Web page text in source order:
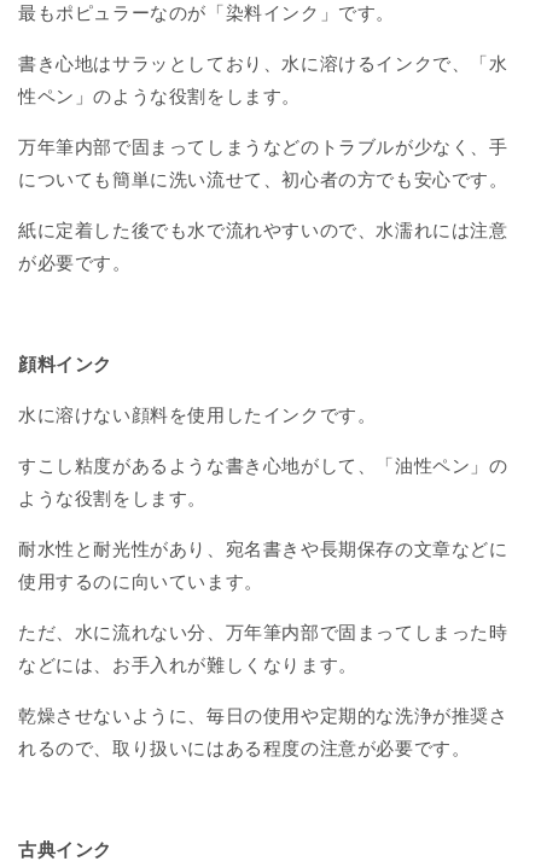
最もポピュラーなのが「染料インク」です。
書き心地はサラッとしており、水に溶けるインクで、「水
性ペン」のような役割をします。
万年筆内部で固まってしまうなどのトラブルが少なく、手
についても簡単に洗い流せて、初心者の方でも安心です。
紙に定着した後でも水で流れやすいので、水濡れには注意
が必要です。
顔料インク
水に溶けない顔料を使用したインクです。
すこし粘度があるような書き心地がして、「油性ペン」の
ような役割をします。
耐水性と耐光性があり、宛名書きや長期保存の文章などに
使用するのに向いています。
ただ、水に流れない分、万年筆内部で固まってしまった時
などには、お手入れが難しくなります。
乾燥させないように、毎日の使用や定期的な洗浄が推奨さ
れるので、取り扱いにはある程度の注意が必要です。
古典インク